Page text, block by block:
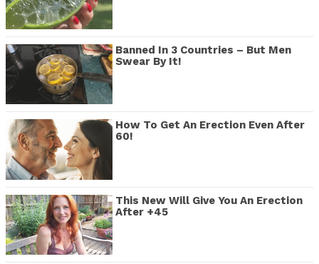
Banned In 3 Countries – But Men
Swear By It!
How To Get An Erection Even After
60!
This New Will Give You An Erection
After +45